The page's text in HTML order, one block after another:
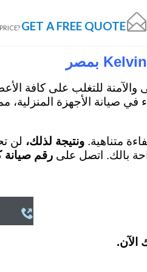

GET A FREE QUOTE »
والآمنة للتغلب على كافة
في صيانة الأجهزة
متناهية. ونتيجة لذلك، لن
رقم صيانة

الآن.
الاسكندرية كلفينيتور المنصورة